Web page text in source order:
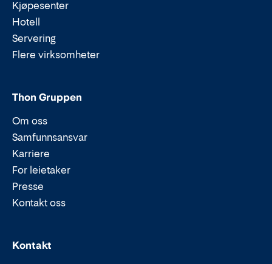
Kjøpesenter
Hotell
Servering
Flere virksomheter
Thon Gruppen
Om oss
Samfunnsansvar
Karriere
For leietaker
Presse
Kontakt oss
Kontakt
Epost:
Telefon: